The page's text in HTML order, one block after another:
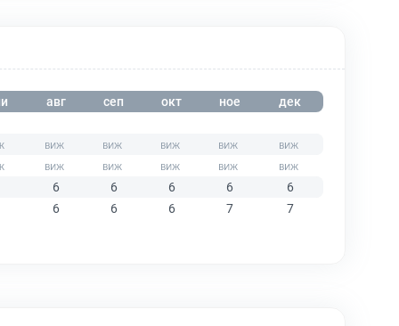
авг сеп окт ное дек
6 6 6 6
6
6
6 6 7 7